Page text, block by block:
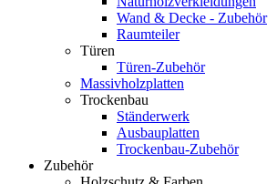
Wand & Decke - Zubehör
Raumteiler
Türen
Türen-Zubehör
Massivholzplatten
Trockenbau
Ständerwerk
Ausbauplatten
Trockenbau-Zubehör
Zubehör